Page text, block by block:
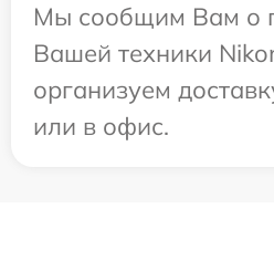
Мы сообщим Вам о
Вашей техники
организуем
или в офис.